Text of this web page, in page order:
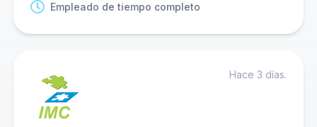
Empleado de tiempo completo
Hace 3 días.